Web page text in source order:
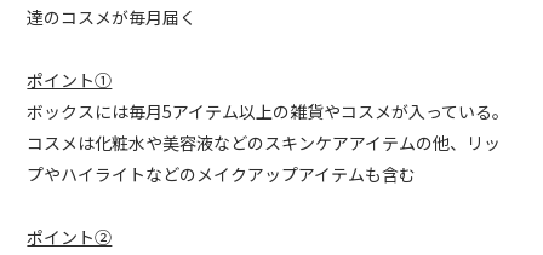
達のコスメが毎月届く
ポイント①
ボックスには毎月5アイテム以上の雑貨やコスメが入っている。
コスメは化粧水や美容液などのスキンケアアイテムの他、リッ
プやハイライトなどのメイクアップアイテムも含む
ポイント②